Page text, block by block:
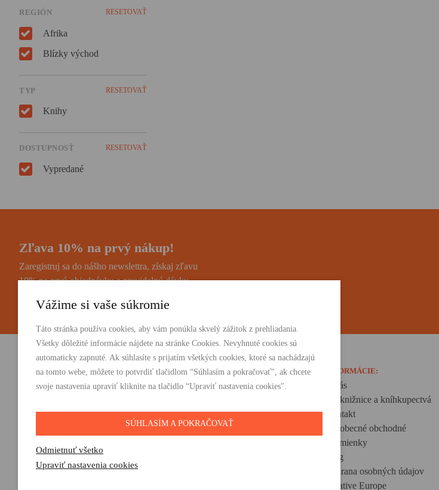
REGIÓN RESETOVAŤ
Afrika
Blízky východ
TYP RESETOVAŤ
Knihy
DOSTUPNOSŤ RESETOVAŤ
Vypredané
Zľava 10% na prvý nákup!
Zaregistruj sa do nášho newslettra, získaj zľavu
10% na prvú objednávku a pravidelnú dávku
Vydavateľstvo Absynt s.r.o.
Suvorovova 2683/30C, 010 01 Žilina
PRODUKTY:
Knihy
Darčeky
INFORMÁCIE:
O nás
Pre knižnice a kníhkupectvá
Kontakt
Všeobecné obchodné
podmienky
Blog
Ochrana osobných údajov
Creative Europe
Vážime si vaše súkromie
Táto stránka používa cookies, aby vám ponúkla skvelý zážitok z prehliadania.
Všetky dôležité informácie nájdete na stránke Cookies. Nevyhnuté cookies sú
automaticky zapnuté. Ak súhlasíte s prijatím všetkých cookies, ktoré sa nachádzajú
na tomto webe, môžete to potvrdiť tlačidlom “Súhlasím a pokračovať", ak chcete
svoje nastavenia upraviť kliknite na tlačidlo “Upraviť nastavenia cookies".
SÚHLASÍM A POKRAČOVAŤ
Odmietnuť všetko
Upraviť nastavenia cookies